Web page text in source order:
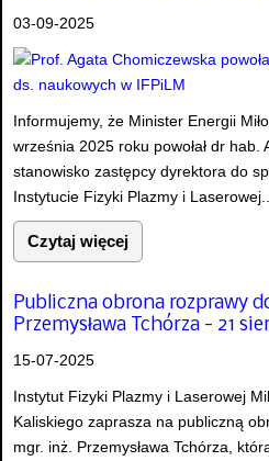
03-09-2025
Informujemy, że Minister Energii
września 2025 roku powołał dr hab.
stanowisko zastępcy dyrektora do
Instytucie Fizyki Plazmy i Laserowej...
Czytaj więcej
Publiczna obrona rozprawy
Przemysława Tchórza - 21
15-07-2025
Instytut Fizyki Plazmy i Laserowej
Kaliskiego zaprasza na publiczną
mgr. inż. Przemysława Tchórza,